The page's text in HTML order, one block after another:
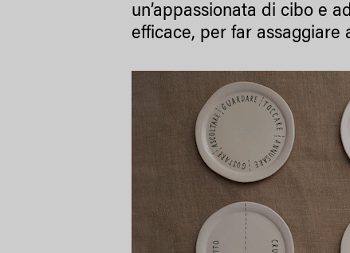
un’appassionata di cibo e
efficace, per far assaggiare